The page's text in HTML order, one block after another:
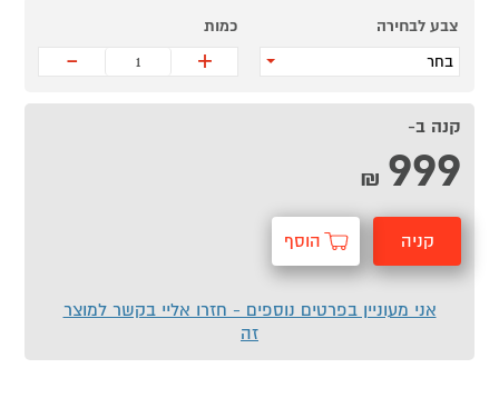
צבע לבחירה
בחר
כמות
+
-
קנה ב-
999
₪
קניה הוסף
אני מעוניין בפרטים נוספים - חזרו אליי בקשר למוצר
זה